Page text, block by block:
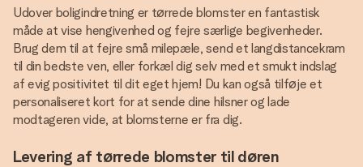
Udover boligindretning er tørrede blomster en fantastisk
måde at vise hengivenhed og fejre særlige begivenheder.
Brug dem til at fejre små milepæle, send et langdistancekram
til din bedste ven, eller forkæl dig selv med et smukt indslag
af evig positivitet til dit eget hjem! Du kan også tilføje et
personaliseret kort for at sende dine hilsner og lade
modtageren vide, at blomsterne er fra dig.
Levering af tørrede blomster til døren